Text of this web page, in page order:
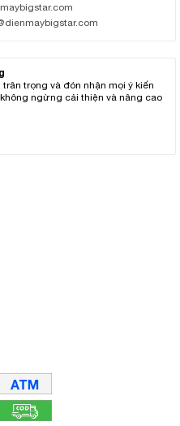
trọng và đón nhận mọi ý kiến
ngừng cải thiện và nâng cao